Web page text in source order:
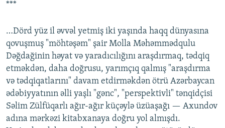
***
…Dörd yüz il əvvəl yetmiş iki yaşında haqq dünyasına
qovuşmuş "möhtəşəm" şair Molla Məhəmmədqulu
Dəğdağinin həyat və yaradıcılığını araşdırmaq, tədqiq
etməkdən, daha doğrusu, yarımçıq qalmış "araşdırma
və tədqiqatlarını" davam etdirməkdən ötrü Azərbaycan
ədəbiyyatının əlli yaşlı "gənc", "perspektivli" tənqidçisi
Səlim Zülfüqarlı ağır-ağır küçəylə üzüaşağı — Axundov
adına mərkəzi kitabxanaya doğru yol almışdı.